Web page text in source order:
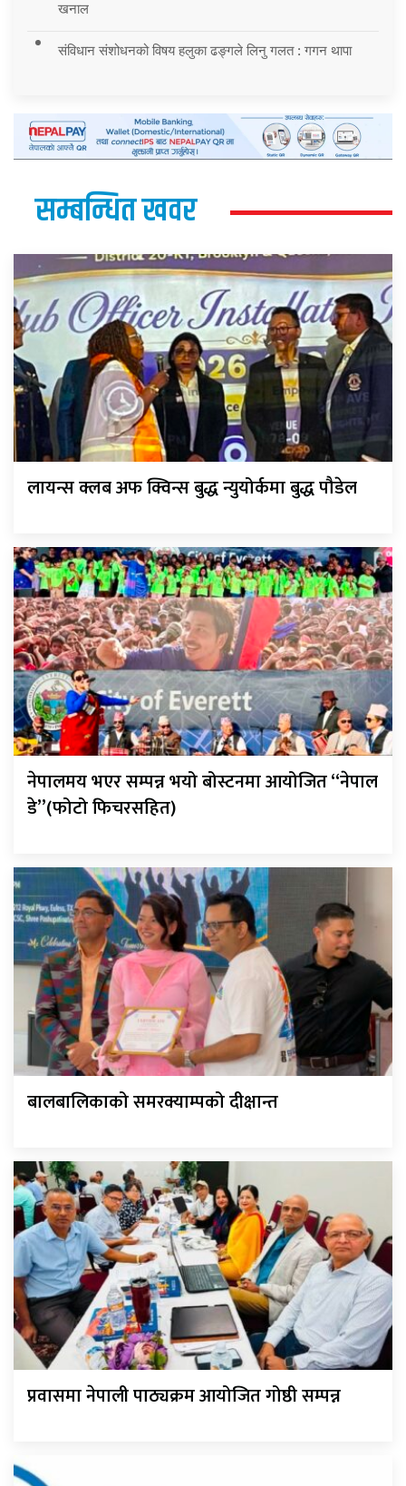
खनाल
संविधान संशोधनको विषय हलुका ढङ्गले लिनु गलत : गगन थापा
सम्बन्धित खवर
लायन्स क्लब अफ क्विन्स बुद्ध न्युयोर्कमा बुद्ध पौडेल
नेपालमय भएर सम्पन्न भयो बोस्टनमा आयोजित “नेपाल
डे”(फोटो फिचरसहित)
बालबालिकाको समरक्याम्पको दीक्षान्त
प्रवासमा नेपाली पाठ्यक्रम आयोजित गोष्ठी सम्पन्न